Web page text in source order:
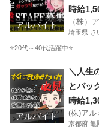
アルバイト
時給
（株）
埼玉県 さ
⭐20代～40代活躍中⭐
倉庫
アルバイト
＼人生
とバッ
時給
(株)アル
京都府 亀